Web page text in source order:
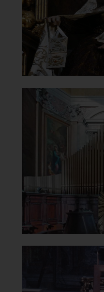
Statua
Clicca
]
Chiesa di
in
Clicca
Chiesa di